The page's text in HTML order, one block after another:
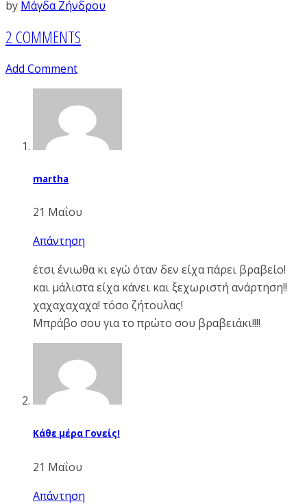
by Μάγδα Ζήνδρου
2 COMMENTS
Add Comment
martha
21 Μαΐου
Απάντηση
έτσι ένιωθα κι εγώ όταν δεν είχα πάρει βραβείο!
και μάλιστα είχα κάνει και ξεχωριστή ανάρτηση!!
χαχαχαχαχα! τόσο ζήτουλας!
Μπράβο σου για το πρώτο σου βραβειάκι!!!!
Κάθε μέρα Γονείς!
21 Μαΐου
Απάντηση